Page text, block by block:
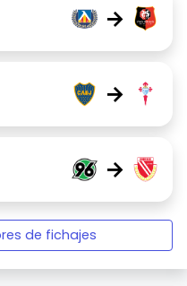
→
→
→
de fichajes